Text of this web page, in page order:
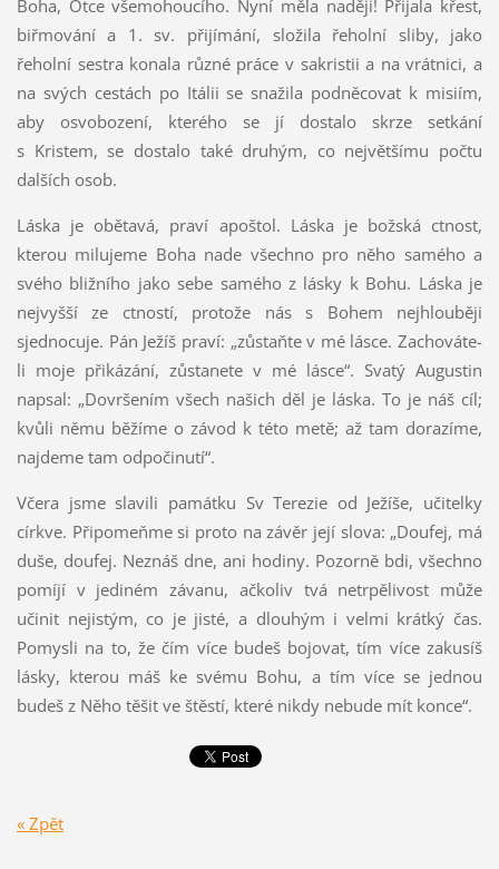
Boha, Otce všemohoucího. Nyní měla naději! Přijala křest,
biřmování a 1. sv. přijímání, složila řeholní sliby, jako
řeholní sestra konala různé práce v sakristii a na vrátnici, a
na svých cestách po Itálii se snažila podněcovat k misiím,
aby osvobození, kterého se jí dostalo skrze setkání
s Kristem, se dostalo také druhým, co největšímu počtu
dalších osob.
Láska je obětavá, praví apoštol. Láska je božská ctnost,
kterou milujeme Boha nade všechno pro něho samého a
svého bližního jako sebe samého z lásky k Bohu. Láska je
nejvyšší ze ctností, protože nás s Bohem nejhlouběji
sjednocuje. Pán Ježíš praví: „zůstaňte v mé lásce. Zachováte-
li moje přikázání, zůstanete v mé lásce“. Svatý Augustin
napsal: „Dovršením všech našich děl je láska. To je náš cíl;
kvůli němu běžíme o závod k této metě; až tam dorazíme,
najdeme tam odpočinutí“.
Včera jsme slavili památku Sv Terezie od Ježíše, učitelky
církve. Připomeňme si proto na závěr její slova: „Doufej, má
duše, doufej. Neznáš dne, ani hodiny. Pozorně bdi, všechno
pomíjí v jediném závanu, ačkoliv tvá netrpělivost může
učinit nejistým, co je jisté, a dlouhým i velmi krátký čas.
Pomysli na to, že čím více budeš bojovat, tím více zakusíš
lásky, kterou máš ke svému Bohu, a tím více se jednou
budeš z Něho těšit ve štěstí, které nikdy nebude mít konce“.
« Zpět